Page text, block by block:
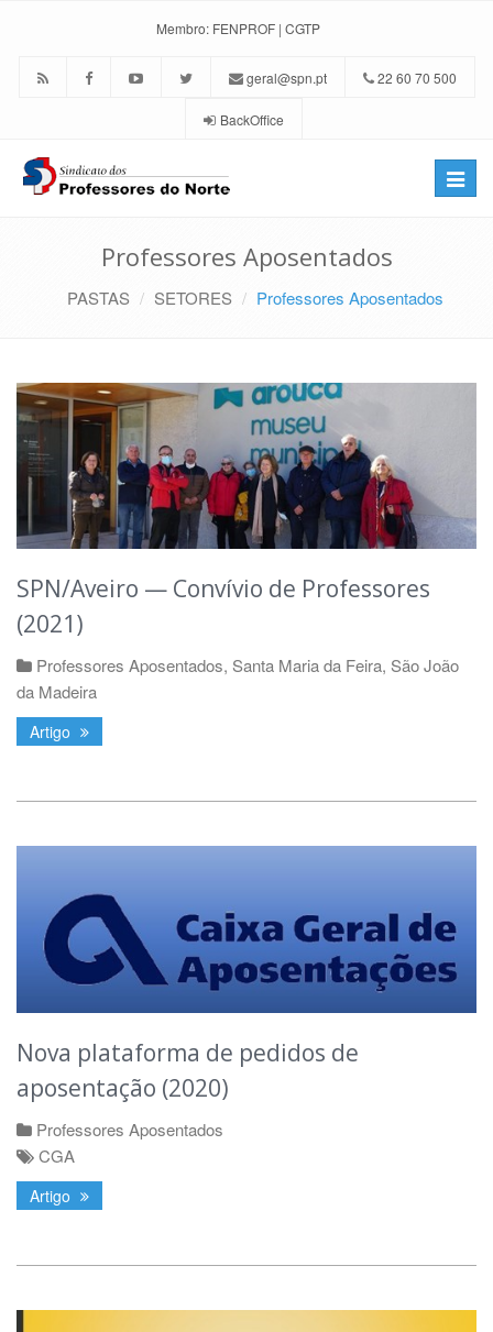
Membro: FENPROF | CGTP
geral@spn.pt 22 60 70 500
BackOffice
Toggle
Professores Aposentados
PASTAS SETORES Professores Aposentados
SPN/Aveiro — Convívio de Professores
(2021)
Professores Aposentados, Santa Maria da Feira, São João
da Madeira
Artigo
Nova plataforma de pedidos de
aposentação (2020)
Professores Aposentados
CGA
Artigo